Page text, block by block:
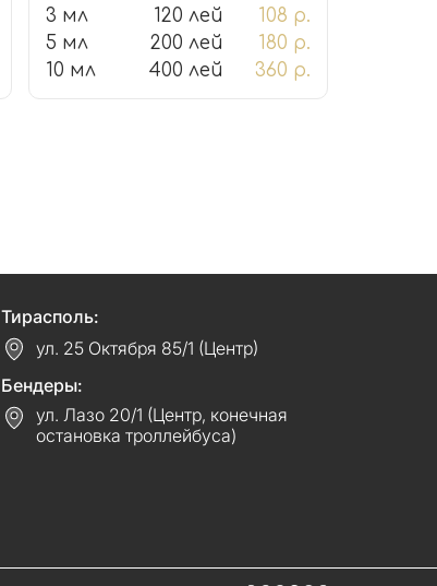
3 мл
120 лей
108 р.
5 мл
200 лей
180 р.
10 мл
400 лей 360 р.
Тирасполь:
ул. 25 Октября 85/1 (Центр)
Бендеры:
ул. Лазо 20/1 (Центр, конечная
остановка троллейбуса)